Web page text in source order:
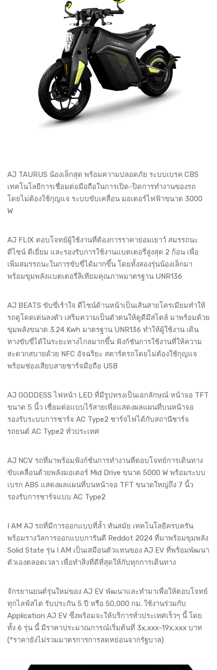
AJ TAURUS น้องเล็กสุด พร้อมความปลอดภัย ระบบเบรค CBS
เทคโนโลยีการเชื่อมต่อมือถือในการเปิด-ปิดการทำงานของรถ
โดยไม่ต้องใช้กุญแจ ระบบขับเคลื่อน มอเตอร์ไฟฟ้าขนาด 3000
W
AJ FLIX ตอบโจทย์ผู้ใช้งานที่ต้องการราคาย่อมเยาว์ สมรรถนะ
ดีไซน์ ดีเยี่ยม และรองรับการใช้งานแบตเตอรี่สูงสุด 2 ก้อน เพื่อ
เพิ่มสมรรถนะในการขับขี่ได้มากขึ้น โดยทั้งสองรุ่นน้องเล็กมา
พร้อมขุมพลังแบตเตอรี่ลิเทียมคุณภาพมาตรฐาน UNR136
AJ BEATS ขับขี่เร้าใจ ดีไซน์ด้านหน้าเป็นเส้นสายโครเมียมทำให้
รถดูโดดเด่นลงตัว เสริมความเป็นตัวตนให้ดูดีมีสไตล์ มาพร้อมด้วย
ขุมพลังขนาด 3.24 Kwh มาตรฐาน UNR136 ทำให้ผู้ใช้งาน เดิน
ทางขับขี่ได้ในระยะทางไกลมากขึ้น ฟังก์ชันการใช้งานที่ให้ความ
สะดวกสบายด้วย NFC อัจฉริยะ สตาร์ตรถโดยไม่ต้องใช้กุญแจ
พร้อมช่องเสียบสายชาร์จมือถือ USB
AJ GODDESS ไฟหน้า LED ที่มีรูปทรงเป็นเอกลักษณ์ หน้าจอ TFT
ขนาด 5 นิ้ว เชื่อมต่อแบบไร้สายเพื่อแสดงผลแผนที่บนหน้าจอ
รองรับระบบการชาร์จ AC Type2 ชาร์จไฟได้กับสถานีชาร์จ
รถยนต์ AC Type2 ทั่วประเทศ
AJ NCV รถที่มาพร้อมฟังก์ชั่นการทำงานที่ตอบโจทย์การเดินทาง
ขับเคลื่อนด้วยพลังมอเตอร์ Mid Drive ขนาด 5000 W พร้อมระบบ
เบรก ABS แสดงผลแผนที่บนหน้าจอ TFT ขนาดใหญ่ถึง 7 นิ้ว
รองรับการชาร์จแบบ AC Type2
I AM AJ รถที่มีการออกแบบที่ล้ำ ทันสมัย เทคโนโลยีครบครัน
พร้อมรางวัลการออกแบบการันตี Reddot 2024 ที่มาพร้อมขุมพลัง
Solid State รุ่น I AM เป็นเสมือนตัวแทนของ AJ EV ที่พร้อมพัฒนา
ตัวเองตลอดเวลา เพื่อทำสิ่งที่ดีที่สุดให้กับทุกการเดินทาง
จักรยานยนต์รุ่นใหม่ของ AJ EV พัฒนาและทำมาเพื่อให้ตอบโจทย์
ทุกไลฟ์สไต รับประกัน 5 ปี หรือ 50,000 กม. ใช้งานร่วมกับ
Application AJ EV ซึ่งพร้อมจะให้บริการทั่วประเทศเร็วๆ นี้ โดย
ทั้ง 6 รุ่น นี้ มีราคาประมาณการณ์เริ่มต้นที่ 3x,xxx-19x,xxx บาท
(*ราคายังไม่รวมมาตรการการลดหย่อนจากรัฐบาล)